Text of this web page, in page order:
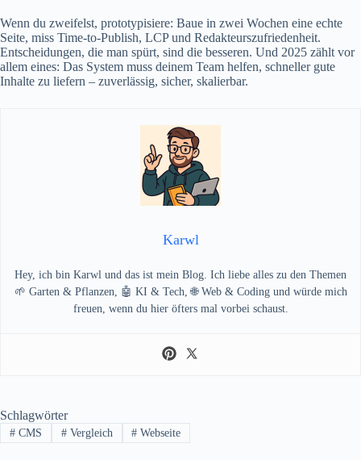
Wenn du zweifelst, prototypisiere: Baue in zwei Wochen eine echte
Seite, miss Time‑to‑Publish, LCP und Redakteurszufriedenheit.
Entscheidungen, die man spürt, sind die besseren. Und 2025 zählt vor
allem eines: Das System muss deinem Team helfen, schneller gute
Inhalte zu liefern – zuverlässig, sicher, skalierbar.
Karwl
Hey, ich bin Karwl und das ist mein Blog. Ich liebe alles zu den Themen
🌱 Garten & Pflanzen, 🤖 KI & Tech, 🌐 Web & Coding und würde mich
freuen, wenn du hier öfters mal vorbei schaust.
Schlagwörter
#CMS #Vergleich # Webseite